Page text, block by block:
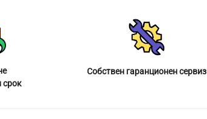
срок
Собствен гаранционен сервиз